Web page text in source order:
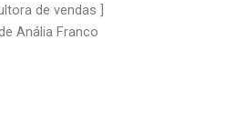
de vendas ]
Anália Franco